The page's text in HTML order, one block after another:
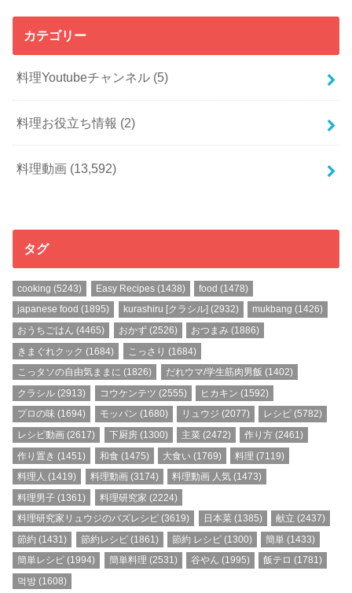
カテゴリー
料理Youtubeチャンネル (5)
料理お役立ち情報 (2)
料理動画 (13,592)
タグ
cooking (5243) Easy Recipes(1438) food (1478)
japanese food (1895) kurashiru [クラシル] (2932) mukbang (1426)
おうちごはん (4465) おかず(2526) おつまみ (1886)
きまぐれクック (1684) こっさり (1684)
こっタソの自由気ままに (1826) だれウマ/学生筋肉男飯 (1402)
クラシル (2913) コウケンテツ (2555) ヒカキン (1592)
プロの味 (1694) モッパン (1680) リュウジ (2077) レシピ (5782)
レシピ動画 (2617) 下厨房(1300) 主菜(2472) 作り方 (2461)
作り置き (1451) 和食 (1475) 大食い(1769) 料理 (7119)
料理人 (1419) 料理動画(3174) 料理動画 人気(1473)
料理男子 (1361) 料理研究家 (2224)
料理研究家リュウジのバズレシピ (3619) 日本菜(1385) 献立 (2437)
節約 (1431) 節約レシピ(1861) 節約 レシピ(1300) 簡単 (1433)
簡単レシピ (1994) 簡単料理 (2531) 谷やん (1995) 飯テロ (1781)
먹방 (1608)